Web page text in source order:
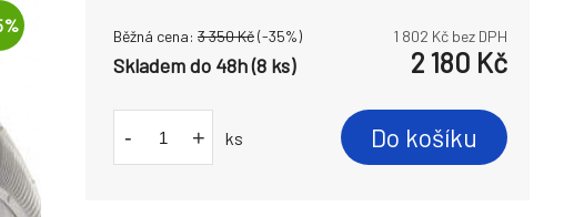
%
Běžná cena: 3 350Kč(-35%) 1 802 Kč bez DPH
Skladem do 48h (8 ks) 2 180 Kč
- + ks Do košíku